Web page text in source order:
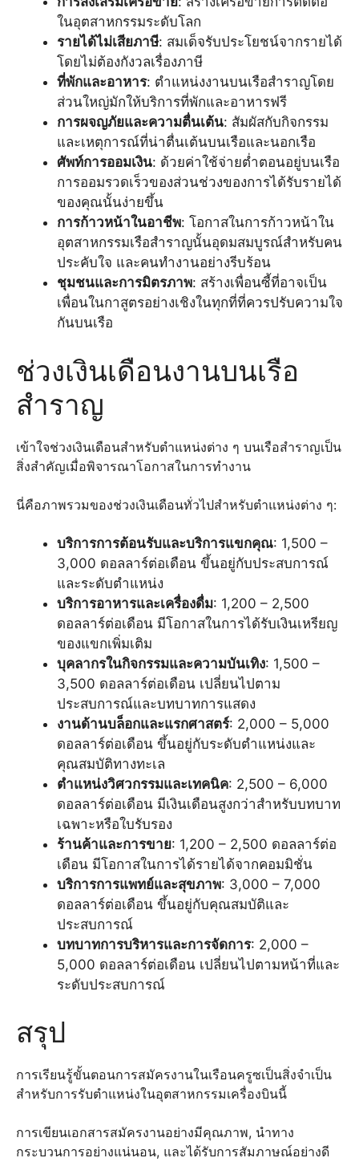
ในอุตสาหกรรมระดับโลก
รายได้ไม่เสียภาษี: สมเด็จรับประโยชน์จากรายได้
โดยไม่ต้องกังวลเรื่องภาษี
ที่พักและอาหาร: ตำแหน่งงานบนเรือสำราญโดย
ส่วนใหญ่มักให้บริการที่พักและอาหารฟรี
การผจญภัยและความตื่นเต้น: สัมผัสกับกิจกรรม
และเหตุการณ์ที่น่าตื่นเต้นบนเรือและนอกเรือ
ศัพท์การออมเงิน: ด้วยค่าใช้จ่ายต่ำตอนอยู่บนเรือ
การออมรวดเร็วของส่วนช่วงของการได้รับรายได้
ของคุณนั้นง่ายขึ้น
การก้าวหน้าในอาชีพ: โอกาสในการก้าวหน้าใน
อุตสาหกรรมเรือสำราญนั้นอุดมสมบูรณ์สำหรับคน
ประคับใจ และคนทำงานอย่างรีบร้อน
ชุมชนและการมิตรภาพ: สร้างเพื่อนซี้ที่อาจเป็น
เพื่อนในกาสูตรอย่างเชิงในทุกที่ที่ควรปรับความใจ
กันบนเรือ
ช่วงเงินเดือนงานบนเรือ
สำราญ
เข้าใจช่วงเงินเดือนสำหรับตำแหน่งต่าง ๆ บนเรือสำราญเป็น
สิ่งสำคัญเมื่อพิจารณาโอกาสในการทำงาน
นี่คือภาพรวมของช่วงเงินเดือนทั่วไปสำหรับตำแหน่งต่าง ๆ:
บริการการต้อนรับและบริการแขกคุณ: 1,500 –
3,000 ดอลลาร์ต่อเดือน ขึ้นอยู่กับประสบการณ์
และระดับตำแหน่ง
บริการอาหารและเครื่องดื่ม: 1,200 – 2,500
ดอลลาร์ต่อเดือน มีโอกาสในการได้รับเงินเหรียญ
ของแขกเพิ่มเติม
บุคลากรในกิจกรรมและความบันเทิง: 1,500 –
3,500 ดอลลาร์ต่อเดือน เปลี่ยนไปตาม
ประสบการณ์และบทบาทการแสดง
งานด้านบล็อกและแรกศาสตร์: 2,000 – 5,000
ดอลลาร์ต่อเดือน ขึ้นอยู่กับระดับตำแหน่งและ
คุณสมบัติทางทะเล
ตำแหน่งวิศวกรรมและเทคนิค: 2,500 – 6,000
ดอลลาร์ต่อเดือน มีเงินเดือนสูงกว่าสำหรับบทบาท
เฉพาะหรือใบรับรอง
ร้านค้าและการขาย: 1,200 – 2,500 ดอลลาร์ต่อ
เดือน มีโอกาสในการได้รายได้จากคอมมิชั่น
บริการการแพทย์และสุขภาพ: 3,000 – 7,000
ดอลลาร์ต่อเดือน ขึ้นอยู่กับคุณสมบัติและ
ประสบการณ์
บทบาทการบริหารและการจัดการ: 2,000 –
5,000 ดอลลาร์ต่อเดือน เปลี่ยนไปตามหน้าที่และ
ระดับประสบการณ์
สรุป
การเรียนรู้ขั้นตอนการสมัครงานในเรือนครูซเป็นสิ่งจำเป็น
สำหรับการรับตำแหน่งในอุตสาหกรรมเครื่องบินนี้
การเขียนเอกสารสมัครงานอย่างมีคุณภาพ, นำทาง
กระบวนการอย่างแน่นอน, และได้รับการสัมภาษณ์อย่างดี